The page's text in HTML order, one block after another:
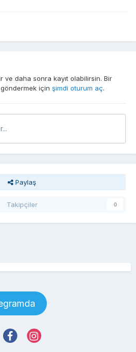
ve daha sonra kayıt olabilirsin. Bir
için şimdi oturum aç.
Paylaş
Takipçiler 0